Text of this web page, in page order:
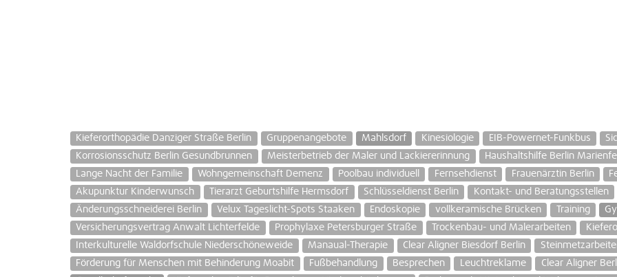
Kieferorthopädie Danziger Straße Berlin Gruppenangebote Mahlsdorf Kinesiologie EIB-Powernet-Funkbus
Korrosionsschutz Berlin Gesundbrunnen
Meisterbetrieb der Maler und Lackiererinnung Haushaltshilfe Berlin
Lange Nacht der Familie
Wohngemeinschaft Demenz Poolbau individuell Fernsehdienst Frauenärztin Berlin
Akupunktur Kinderwunsch
Tierarzt Geburtshilfe Hermsdorf Schlüsseldienst Berlin Kontakt- und Beratungsstellen
Änderungsschneiderei Berlin
Velux Tageslicht-Spots Staaken Endoskopie vollkeramische Brücken Training
Versicherungsvertrag Anwalt Lichterfelde
Prophylaxe Petersburger Straße Trockenbau- und Malerarbeiten
Interkulturelle Waldorfschule Niederschöneweide
Manaual-Therapie Clear Aligner Biesdorf Berlin
Förderung für Menschen mit Behinderung Moabit
Fußbehandlung Besprechen Leuchtreklame Clear Aligner